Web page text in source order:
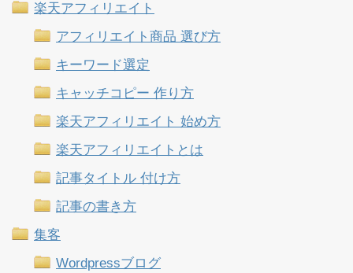
楽天アフィリエイト
アフィリエイト商品 選び方
キーワード選定
キャッチコピー 作り方
楽天アフィリエイト 始め方
楽天アフィリエイトとは
記事タイトル 付け方
記事の書き方
集客
Wordpressブログ